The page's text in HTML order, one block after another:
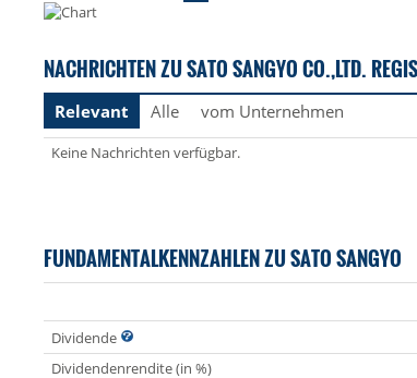
NACHRICHTEN ZU SATO SANGYO CO.,LTD.
Relevant Alle vom Unternehmen
Keine Nachrichten verfügbar.
FUNDAMENTALKENNZAHLEN ZU SATO SANGYO
Dividende
Dividendenrendite (in %)